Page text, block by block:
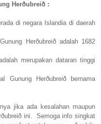
Herðubreið :
di negara Islandia di daerah
Herðubreið adalah 1682
merupakan dataran tinggi
Gunung Herðubreið bernama
jika ada kesalahan maupun
ini. Semoga info singkat